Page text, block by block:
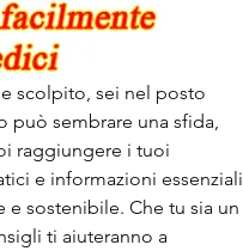
scolpito, sei nel posto
sembrare una sfida,
raggiungere i tuoi
e informazioni essenziali
sostenibile. Che tu sia un
ti aiuteranno a